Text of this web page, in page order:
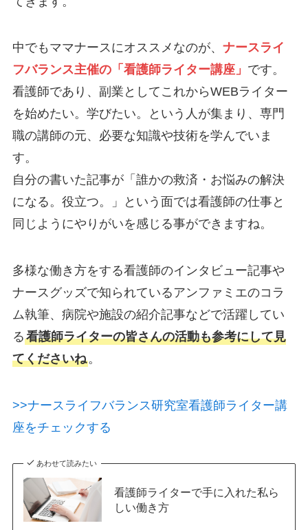
中でもママナースにオススメなのが、 ナースライ
フバランス主催の「看護師ライター講座」 です。
看護師であり、副業としてこれからWEBライター
を始めたい。学びたい。という人が集まり、専門
職の講師の元、必要な知識や技術を学んでいま
す。
自分の書いた記事が「誰かの救済・お悩みの解決
になる。役立つ。」という面では看護師の仕事と
同じようにやりがいを感じる事ができますね。
多様な働き方をする看護師のインタビュー記事や
ナースグッズで知られているアンファミエのコラ
ム執筆、病院や施設の紹介記事などで活躍してい
る看護師ライターの皆さんの活動も参考にして見
てくださいね。
>>ナースライフバランス研究室看護師ライター講
座をチェックする
あわせて読みたい
看護師ライターで手に入れた私ら
しい働き方